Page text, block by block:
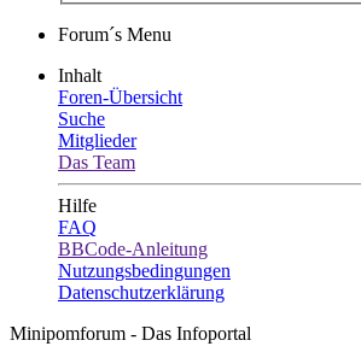
Forum´s Menu
Inhalt
Foren-Übersicht
Suche
Mitglieder
Das Team
Hilfe
FAQ
BBCode-Anleitung
Nutzungsbedingungen
Datenschutzerklärung
Minipomforum - Das Infoportal